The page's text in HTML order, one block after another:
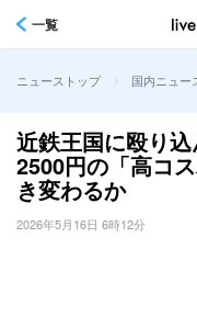
一覧
ニューストップ > 国内ニュー
近鉄王国に殴り
2500円の「高コ
き変わるか
2026年5月16日 6時12分